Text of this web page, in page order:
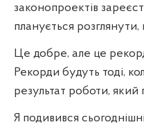
законопроектів
планується
Це добре, але це
Рекорди будуть тоді,
результат роботи, який
Я подивився